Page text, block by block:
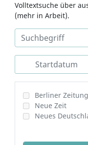
Volltextsuche über
(mehr in Arbeit).
Berliner Zeitung
Neue Zeit
Neues